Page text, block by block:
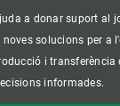
a donar suport al
solucions per a
i transferència
informades.